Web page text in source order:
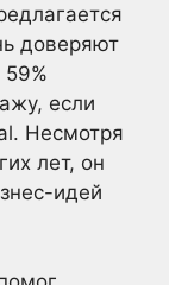
доверяют
если
Несмотря
лет, он
идей